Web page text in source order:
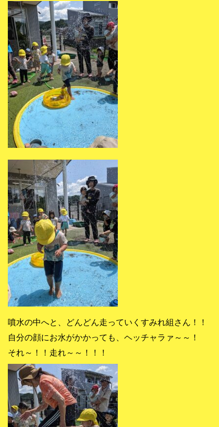
噴水の中へと、どんどん走っていくすみれ組さん！！
自分の顔にお水がかかっても、ヘッチャラァ～～！
それ～！！走れ～～！！！